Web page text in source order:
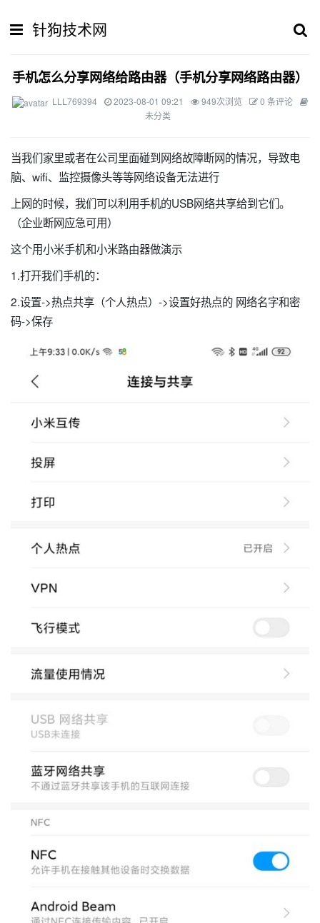
针狗技术网
手机怎么分享网络给路由器（手机分享网络路由器）
LLL769394 2023-08-01 09:21 949次浏览
0 条评论
未分类
当我们家里或者在公司里面碰到网络故障断网的情况，导致电
脑、wifi、监控摄像头等等网络设备无法进行
上网的时候，我们可以利用手机的USB网络共享给到它们。
（企业断网应急可用）
这个用小米手机和小米路由器做演示
1.打开我们手机的：
2.设置->热点共享（个人热点）->设置好热点的 网络名字和密
码->保存